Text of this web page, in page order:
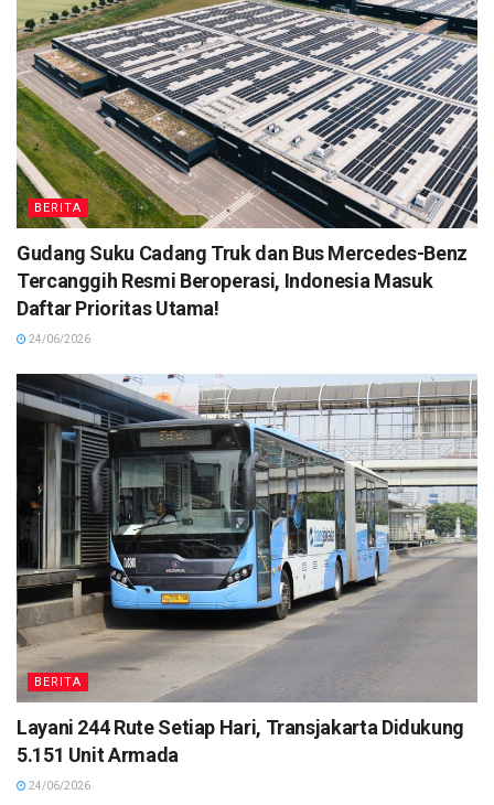
BERITA
Gudang Suku Cadang Truk dan Bus Mercedes-Benz
Tercanggih Resmi Beroperasi, Indonesia Masuk
Daftar Prioritas Utama!
24/06/2026
BERITA
Layani 244 Rute Setiap Hari, Transjakarta Didukung
5.151 Unit Armada
24/06/2026